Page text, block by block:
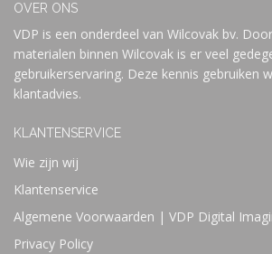
OVER ONS
VDP is een onderdeel van Wilcovak bv.
materialen binnen Wilcovak is er veel
gebruikerservaring. Deze kennis gebruiken
klantadvies.
KLANTENSERVICE
Wie zijn wij
Klantenservice
Algemene Voorwaarden | VDP Digital
Privacy Policy